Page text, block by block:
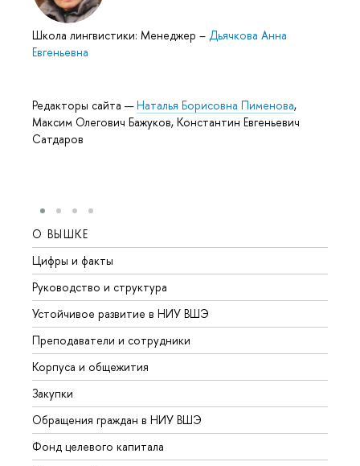
Школа лингвистики: Менеджер – Дьячкова Анна
Евгеньевна
Редакторы сайта —Наталья Борисовна Пименова,
Максим Олегович Бажуков, Константин Евгеньевич
Сатдаров
О ВЫШКЕ
Цифры и факты
Руководство и структура
Устойчивое развитие в НИУ ВШЭ
Преподаватели и сотрудники
Корпуса и общежития
Закупки
Обращения граждан в НИУ ВШЭ
Фонд целевого капитала